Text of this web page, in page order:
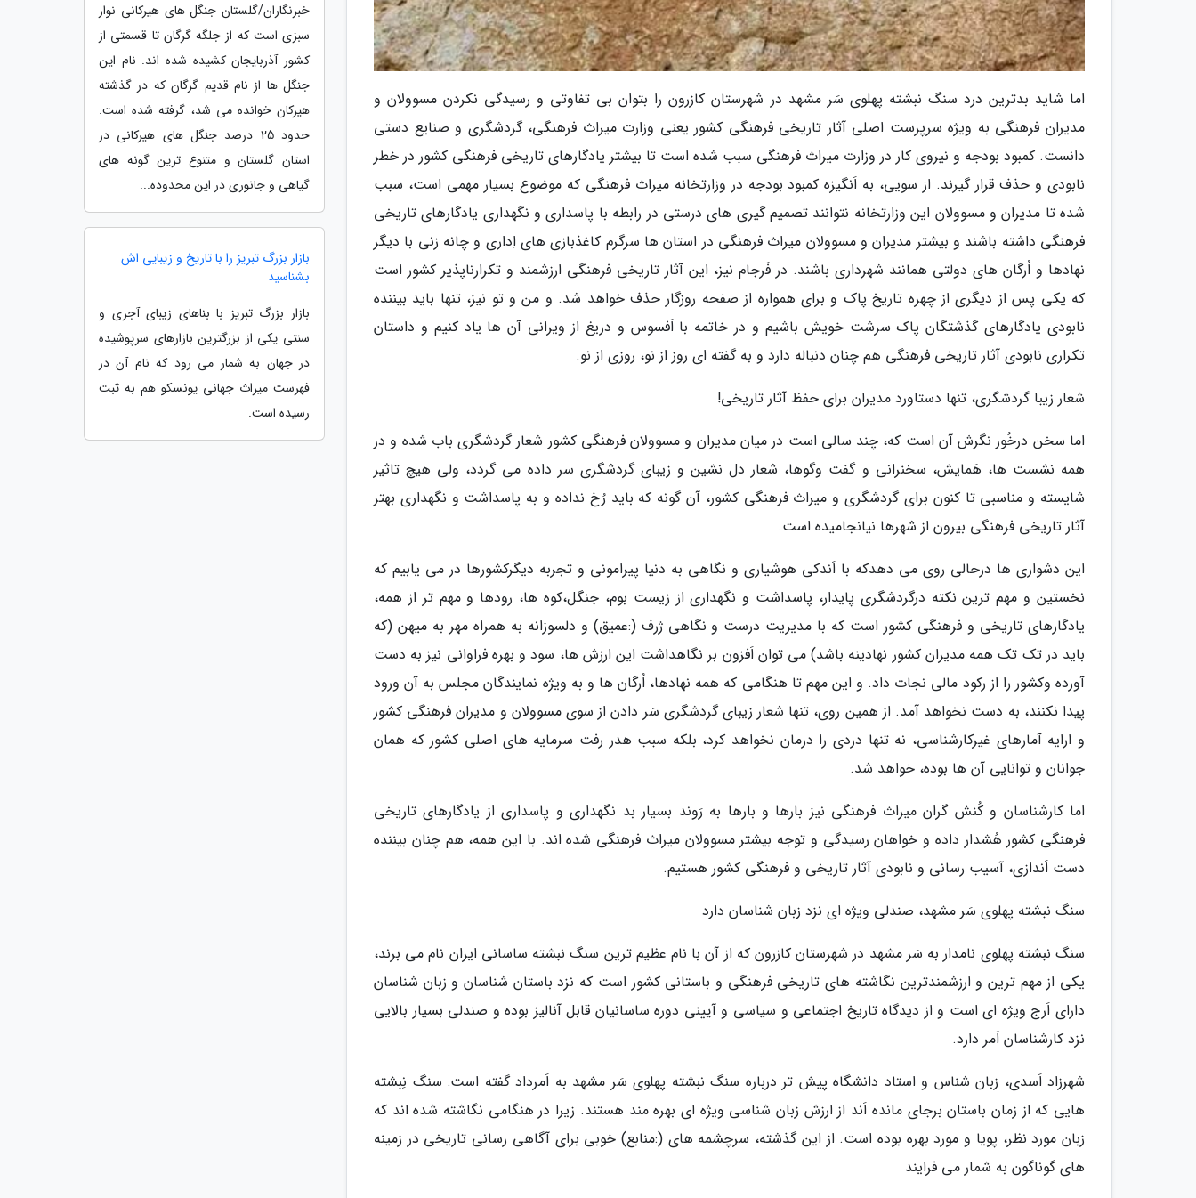
اما شاید بدترین درد سنگ نبشته پهلوی سَر مشهد در شهرستان کازرون را بتوان بی تفاوتی و رسیدگی نکردن مسوولان و
مدیران فرهنگی به ویژه سرپرست اصلی آثار تاریخی فرهنگی کشور یعنی وزارت میراث فرهنگی، گردشگری و صنایع دستی
دانست. کمبود بودجه و نیروی کار در وزارت میراث فرهنگی سبب شده است تا بیشتر یادگارهای تاریخی فرهنگی کشور در خطر
نابودی و حذف قرار گیرند. از سویی، به اَنگیزه کمبود بودجه در وزارتخانه میراث فرهنگی که موضوع بسیار مهمی است، سبب
شده تا مدیران و مسوولان این وزارتخانه نتوانند تصمیم گیری های درستی در رابطه با پاسداری و نگهداری یادگارهای تاریخی
فرهنگی داشته باشند و بیشتر مدیران و مسوولان میراث فرهنگی در استان ها سرگرم کاغذبازی های اِداری و چانه زنی با دیگر
نهادها و اُرگان های دولتی همانند شهرداری باشند. در فَرجام نیز، این آثار تاریخی فرهنگی ارزشمند و تکرارناپذیر کشور است
که یکی پس از دیگری از چهره تاریخ پاک و برای همواره از صفحه روزگار حذف خواهد شد. و من و تو نیز، تنها باید بیننده
نابودی یادگارهای گذشتگان پاک سرشت خویش باشیم و در خاتمه با اَفسوس و دریغ از ویرانی آن ها یاد کنیم و داستان
تکراری نابودی آثار تاریخی فرهنگی هم چنان دنباله دارد و به گفته ای روز از نو، روزی از نو.
شعار زیبا گردشگری، تنها دستاورد مدیران برای حفظ آثار تاریخی!
اما سخن درخُور نگرش آن است که، چند سالی است در میان مدیران و مسوولان فرهنگی کشور شعار گردشگری باب شده و در
همه نشست ها، هَمایش، سخنرانی و گفت وگوها، شعار دل نشین و زیبای گردشگری سر داده می گردد، ولی هیچ تاثیر
شایسته و مناسبی تا کنون برای گردشگری و میراث فرهنگی کشور، آن گونه که باید رُخ نداده و به پاسداشت و نگهداری بهتر
آثار تاریخی فرهنگی بیرون از شهرها نیانجامیده است.
این دشواری ها درحالی روی می دهدکه با اَندکی هوشیاری و نگاهی به دنیا پیرامونی و تجربه دیگرکشورها در می یابیم که
نخستین و مهم ترین نکته درگردشگری پایدار، پاسداشت و نگهداری از زیست بوم، جنگل،کوه ها، رودها و مهم تر از همه،
یادگارهای تاریخی و فرهنگی کشور است که با مدیریت درست و نگاهی ژرف (:عمیق) و دلسوزانه به همراه مهر به میهن (که
باید در تک تک همه مدیران کشور نهادینه باشد) می توان اَفزون بر نگاهداشت این ارزش ها، سود و بهره فراوانی نیز به دست
آورده وکشور را از رکود مالی نجات داد. و این مهم تا هنگامی که همه نهادها، اُرگان ها و به ویژه نمایندگان مجلس به آن ورود
پیدا نکنند، به دست نخواهد آمد. از همین روی، تنها شعار زیبای گردشگری سَر دادن از سوی مسوولان و مدیران فرهنگی کشور
و ارایه آمارهای غیرکارشناسی، نه تنها دردی را درمان نخواهد کرد، بلکه سبب هدر رفت سرمایه های اصلی کشور که همان
جوانان و توانایی آن ها بوده، خواهد شد.
اما کارشناسان و کُنش گران میراث فرهنگی نیز بارها و بارها به رَوند بسیار بد نگهداری و پاسداری از یادگارهای تاریخی
فرهنگی کشور هُشدار داده و خواهان رسیدگی و توجه بیشتر مسوولان میراث فرهنگی شده اند. با این همه، هم چنان بیننده
دست اَندازی، آسیب رسانی و نابودی آثار تاریخی و فرهنگی کشور هستیم.
سنگ نبشته پهلوی سَر مشهد، صندلی ویژه ای نزد زبان شناسان دارد
سنگ نبشته پهلوی نامدار به سَر مشهد در شهرستان کازرون که از آن با نام عظیم ترین سنگ نبشته ساسانی ایران نام می برند،
یکی از مهم ترین و ارزشمندترین نگاشته های تاریخی فرهنگی و باستانی کشور است که نزد باستان شناسان و زبان شناسان
دارای اَرج ویژه ای است و از دیدگاه تاریخ اجتماعی و سیاسی و آیینی دوره ساسانیان قابل آنالیز بوده و صندلی بسیار بالایی
نزد کارشناسان اَمر دارد.
شهرزاد اَسدی، زبان شناس و استاد دانشگاه پیش تر درباره سنگ نبشته پهلوی سَر مشهد به اَمرداد گفته است: سنگ نِبشته
هایی که از زمان باستان برجای مانده اَند از ارزش زبان شناسی ویژه ای بهره مند هستند. زیرا در هنگامی نگاشته شده اند که
زبان مورد نظر، پویا و مورد بهره بوده است. از این گذشته، سرچشمه های (:منابع) خوبی برای آگاهی رسانی تاریخی در زمینه
های گوناگون به شمار می فرایند
خبرنگاران/گلستان جنگل های هیرکانی نوار
سبزی است که از جلگه گرگان تا قسمتی از
کشور آذربایجان کشیده شده اند. نام این
جنگل ها از نام قدیم گرگان که در گذشته
هیرکان خوانده می شد، گرفته شده است.
حدود 25 درصد جنگل های هیرکانی در
استان گلستان و متنوع ترین گونه های
گیاهی و جانوری در این محدوده...
بازار بزرگ تبریز را با تاریخ و زیبایی اش
بشناسید
بازار بزرگ تبریز با بناهای زیبای آجری و
سنتی یکی از بزرگترین بازارهای سرپوشیده
در جهان به شمار می رود که نام آن در
فهرست میراث جهانی یونسکو هم به ثبت
رسیده است.